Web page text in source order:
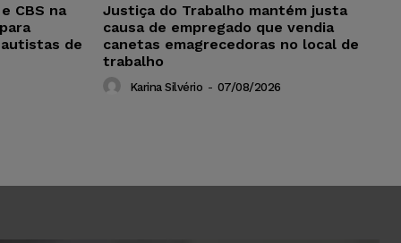
CBS na
de
Justiça do Trabalho mantém justa
causa de empregado que vendia
canetas emagrecedoras no local de
trabalho
Karina Silvério - 07/08/2026